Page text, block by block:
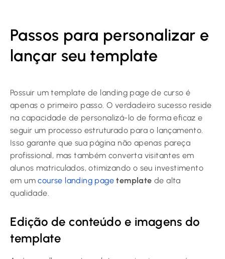
Passos para personalizar e
lançar seu template
Possuir um template de landing page de curso é
apenas o primeiro passo. O verdadeiro sucesso reside
na capacidade de personalizá-lo de forma eficaz e
seguir um processo estruturado para o lançamento.
Isso garante que sua página não apenas pareça
profissional, mas também converta visitantes em
alunos matriculados, otimizando o seu investimento
em umcourse landing page template de alta
qualidade.
Edição de conteúdo e imagens do
template